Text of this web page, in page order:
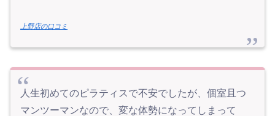
上野店の口コミ
人生初めてのピラティスで不安でしたが、個室且つ
マンツーマンなので、変な体勢になってしまって